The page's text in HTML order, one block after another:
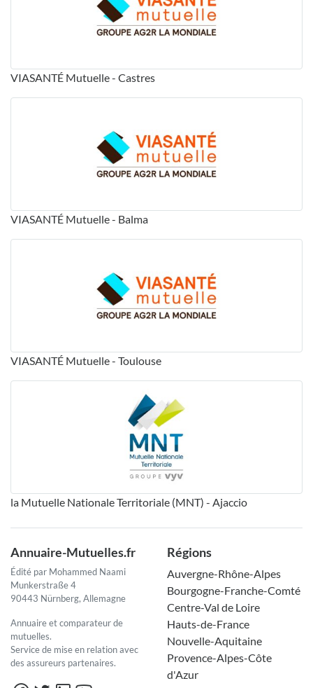
VIASANTÉ Mutuelle - Castres
VIASANTÉ Mutuelle - Balma
VIASANTÉ Mutuelle - Toulouse
la Mutuelle Nationale Territoriale (MNT) - Ajaccio
Annuaire-Mutuelles.fr
Édité par Mohammed Naami
Munkerstraße 4
90443 Nürnberg, Allemagne
Annuaire et comparateur de
mutuelles.
Service de mise en relation avec
des assureurs partenaires.
Régions
Auvergne-Rhône-Alpes
Bourgogne-Franche-Comté
Centre-Val de Loire
Hauts-de-France
Nouvelle-Aquitaine
Provence-Alpes-Côte
d'Azur